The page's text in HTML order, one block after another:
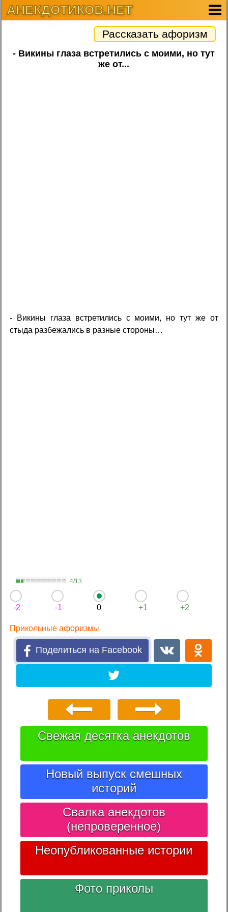
АНЕКДОТИКОВ.НЕТ
Рассказать афоризм
- Викины глаза встретились с моими, но тут
же от...
- Викины глаза встретились с моими, но тут же от
стыда разбежались в разные стороны…
4/13
-2 -1 0 +1 +2
Прикольные афоризмы
Поделиться на Facebook
Свежая десятка анекдотов
Новый выпуск смешных
историй
Свалка анекдотов
(непроверенное)
Неопубликованные истории
Фото приколы